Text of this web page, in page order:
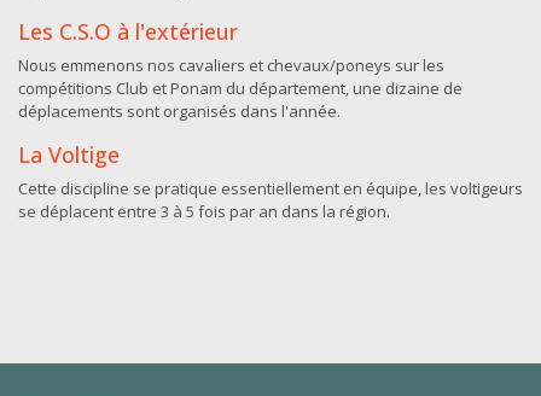
Les C.S.O à l'extérieur
Nous emmenons nos cavaliers et chevaux/poneys sur les
compétitions Club et Ponam du département, une dizaine de
déplacements sont organisés dans l'année.
La Voltige
Cette discipline se pratique essentiellement en équipe, les voltigeurs
se déplacent entre 3 à 5 fois par an dans la région.